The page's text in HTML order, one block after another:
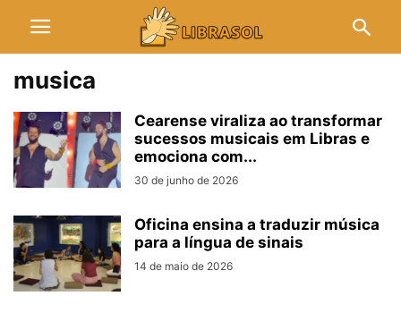
musica
Cearense viraliza ao transformar
sucessos musicais em Libras e
emociona com...
30 de junho de 2026
Oficina ensina a traduzir música
para a língua de sinais
14 de maio de 2026